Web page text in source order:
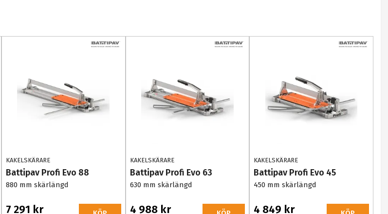
KAKELSKÄRARE
Battipav Profi Evo 88
880 mm skärlängd
7 291 kr
KAKELSKÄRARE
Battipav Profi Evo 63
630 mm skärlängd
4 988 kr
KAKELSKÄRARE
Battipav Profi Evo 45
450 mm skärlängd
4 849 kr